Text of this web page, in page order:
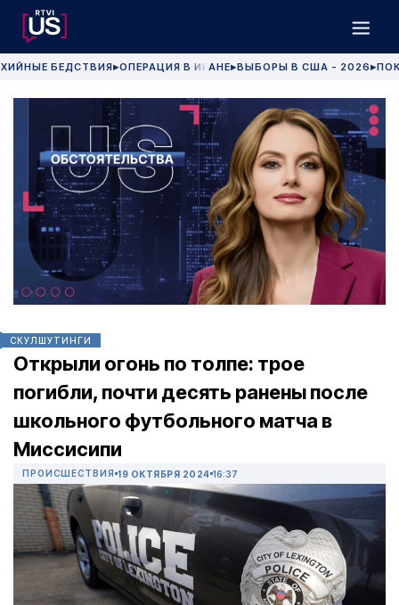
БЕДСТВИЯ▶ОПЕРАЦИЯ В ИРАНЕ▶ВЫБОРЫ В США - 2026 ▶
СКУЛШУТИНГИ
Открыли огонь по толпе: трое
погибли, почти десять ранены после
школьного футбольного матча в
Миссисипи
ПРОИСШЕСТВИЯ 19 ОКТЯБРЯ 2024 16:37